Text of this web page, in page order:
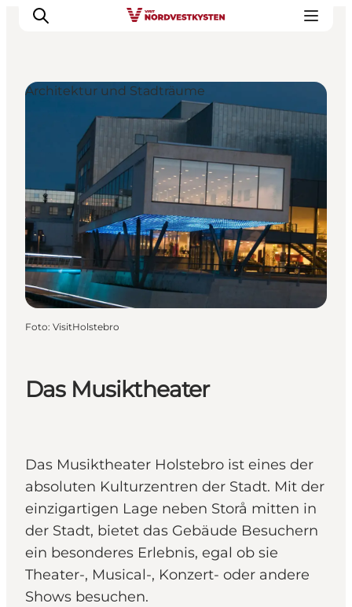
Urlaubsorte
Inspiration
Events
Unterkunft
Mach deine Urlaubsplanung
Das Musiktheater
Das Musiktheater Holstebro ist eines der
absoluten Kulturzentren der Stadt. Mit der
einzigartigen Lage neben Storå mitten in
der Stadt, bietet das Gebäude Besuchern
ein besonderes Erlebnis, egal ob sie
Theater-, Musical-, Konzert- oder andere
Shows besuchen.
Architektur und Stadträume
Foto: VisitHolstebro